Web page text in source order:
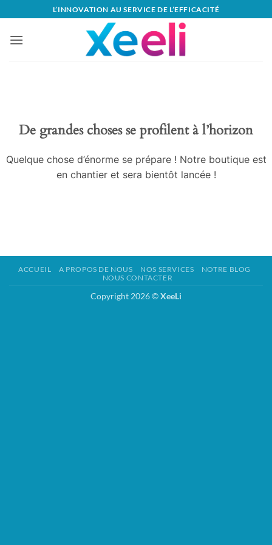
au
contenu
L’INNOVATION AU SERVICE DE L’EFFICACITÉ
De grandes choses se profilent à l’horizon
Quelque chose d’énorme se prépare ! Notre boutique est
en chantier et sera bientôt lancée !
ACCUEIL A PROPOS DE NOUS NOS SERVICES
NOTRE BLOG
NOUS CONTACTER
Copyright 2026 ©XeeLi